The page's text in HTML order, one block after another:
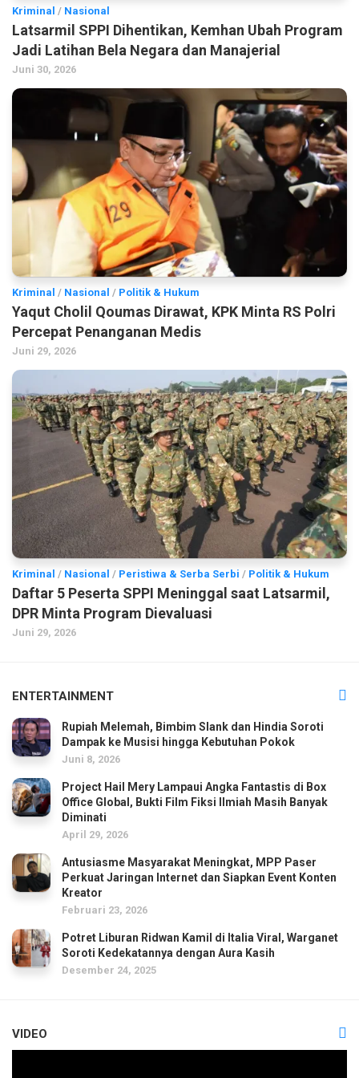
Kriminal / Nasional
Latsarmil SPPI Dihentikan, Kemhan Ubah Program
Jadi Latihan Bela Negara dan Manajerial
Juni 30, 2026
Kriminal / Nasional / Politik & Hukum
Yaqut Cholil Qoumas Dirawat, KPK Minta RS Polri
Percepat Penanganan Medis
Juni 29, 2026
Kriminal / Nasional / Peristiwa & Serba Serbi / Politik & Hukum
Daftar 5 Peserta SPPI Meninggal saat Latsarmil,
DPR Minta Program Dievaluasi
Juni 29, 2026
ENTERTAINMENT
Rupiah Melemah, Bimbim Slank dan Hindia Soroti
Dampak ke Musisi hingga Kebutuhan Pokok
Juni 8, 2026
Project Hail Mery Lampaui Angka Fantastis di Box
Office Global, Bukti Film Fiksi Ilmiah Masih Banyak
Diminati
April 29, 2026
Antusiasme Masyarakat Meningkat, MPP Paser
Perkuat Jaringan Internet dan Siapkan Event Konten
Kreator
Februari 23, 2026
Potret Liburan Ridwan Kamil di Italia Viral, Warganet
Soroti Kedekatannya dengan Aura Kasih
Desember 24, 2025
VIDEO